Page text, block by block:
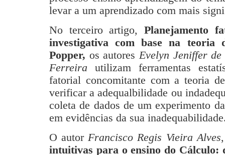
levar a um aprendizado com mais
No terceiro artigo, Planejamento
investigativa com base na teoria
Popper, os autoresEvelyn Jeniffer
Ferreira utilizam ferramentas
fatorial concomitante com a teoria
verificar a adequalbilidade ou
coleta de dados de um experimento
em evidências da sua
O autorFrancisco Regis Vieira Alves
intuitivas para o ensino do Cálculo: